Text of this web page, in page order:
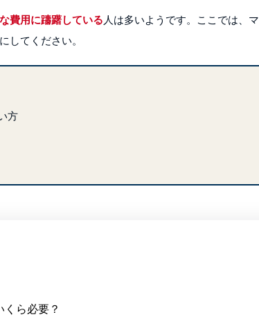
費用に躊躇している 人は多いようです。ここでは、
してください。
方
ら必要？